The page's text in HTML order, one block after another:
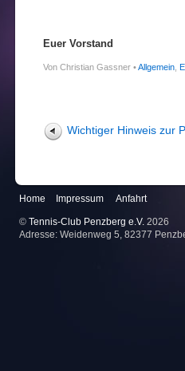
Euer Vorstand
Von Christian Gassner •Allgemein
Wichtiger Hinweis zur
Home Impressum Anfahrt
© Tennis-Club Penzberg e.V. 2026
Adresse: Weidenweg 5, 82377